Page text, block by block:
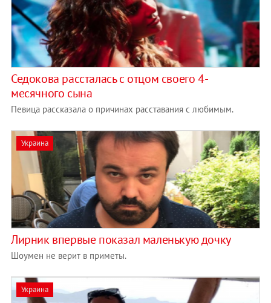
Седокова рассталась с отцом своего 4-
месячного сына
Певица рассказала о причинах расставания с любимым.
Украина
Лирник впервые показал маленькую дочку
Шоумен не верит в приметы.
Украина